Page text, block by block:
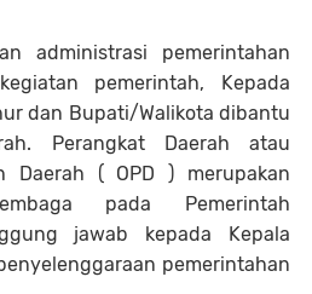
administrasi pemerintahan
pemerintah, Kepada
dan Bupati/Walikota dibantu
Perangkat Daerah atau
Daerah ( OPD ) merupakan
pada Pemerintah
jawab kepada Kepala
pemerintahan